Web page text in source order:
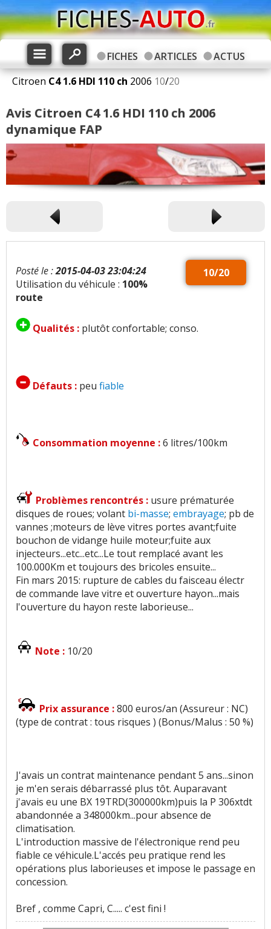
FICHES ARTICLES
ACTUS
Citroen C4 1.6 HDI 110 ch 2006 10/20
Avis Citroen C4 1.6 HDI 110 ch 2006
dynamique FAP
10/20
Posté le :2015-04-03 23:04:24
Utilisation du véhicule : 100%
route
Qualités : plutôt confortable; conso.
Défauts : peu fiable
Consommation moyenne :6 litres/100km
Problèmes rencontrés : usure prématurée
disques de roues; volant bi-masse; embrayage; pb de
vannes ;moteurs de lève vitres portes avant;fuite
bouchon de vidange huile moteur;fuite aux
injecteurs...etc...etc...Le tout remplacé avant les
100.000Km et toujours des bricoles ensuite...
Fin mars 2015: rupture de cables du faisceau électr
de commande lave vitre et ouverture hayon...mais
l'ouverture du hayon reste laborieuse...
Note : 10/20
Prix assurance :800 euros/an (Assureur : NC)
(type de contrat : tous risques ) (Bonus/Malus : 50 %)
J'avais un contrat maintenance pendant 5 ans...sinon
je m'en serais débarrassé plus tôt. Auparavant
j'avais eu une BX 19TRD(300000km)puis la P 306xtdt
abandonnée a 348000km...pour absence de
climatisation.
L'introduction massive de l'électronique rend peu
fiable ce véhicule.L'accés peu pratique rend les
opérations plus laborieuses et impose le passage en
concession.
Bref , comme Capri, C..... c'est fini !